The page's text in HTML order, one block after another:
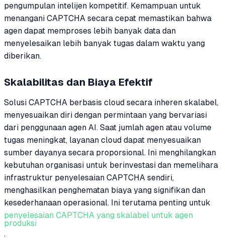
pengumpulan intelijen kompetitif. Kemampuan untuk
menangani CAPTCHA secara cepat memastikan bahwa
agen dapat memproses lebih banyak data dan
menyelesaikan lebih banyak tugas dalam waktu yang
diberikan.
Skalabilitas dan Biaya Efektif
Solusi CAPTCHA berbasis cloud secara inheren skalabel,
menyesuaikan diri dengan permintaan yang bervariasi
dari penggunaan agen AI. Saat jumlah agen atau volume
tugas meningkat, layanan cloud dapat menyesuaikan
sumber dayanya secara proporsional. Ini menghilangkan
kebutuhan organisasi untuk berinvestasi dan memelihara
infrastruktur penyelesaian CAPTCHA sendiri,
menghasilkan penghematan biaya yang signifikan dan
kesederhanaan operasional. Ini terutama penting untuk
penyelesaian CAPTCHA yang skalabel untuk agen
produksi
.